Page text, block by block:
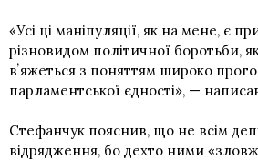
«Усі ці маніпуляції, як на мене, є
різновидом політичної боротьби,
вʼяжеться з поняттям широко
парламентської єдності», —
Стефанчук пояснив, що не всім
відрядження, бо дехто ними